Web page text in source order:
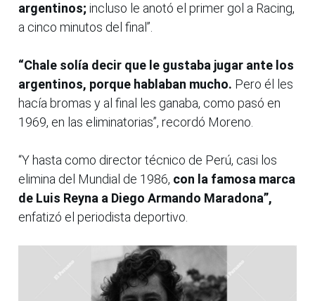
argentinos; incluso le anotó el primer gol a Racing,
a cinco minutos del final”.
“Chale solía decir que le gustaba jugar ante los
argentinos, porque hablaban mucho. Pero él les
hacía bromas y al final les ganaba, como pasó en
1969, en las eliminatorias”, recordó Moreno.
“Y hasta como director técnico de Perú, casi los
elimina del Mundial de 1986, con la famosa marca
de Luis Reyna a Diego Armando Maradona”,
enfatizó el periodista deportivo.